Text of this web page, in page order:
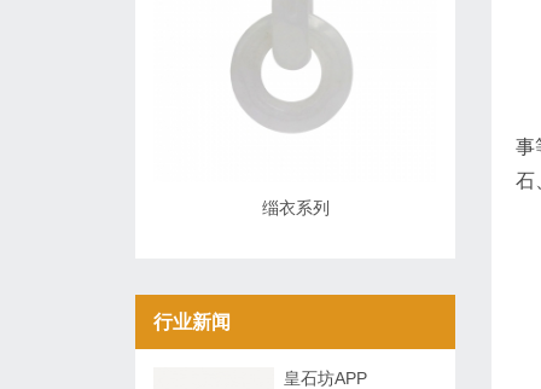
事
石
缁衣系列
行业新闻
皇石坊APP